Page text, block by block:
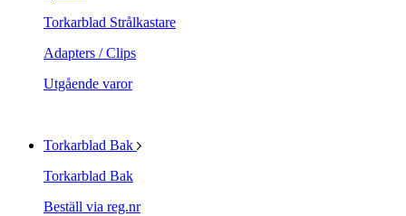
Torkarblad Strålkastare
Adapters / Clips
Utgående varor
Torkarblad Bak
Torkarblad Bak
Beställ via reg.nr